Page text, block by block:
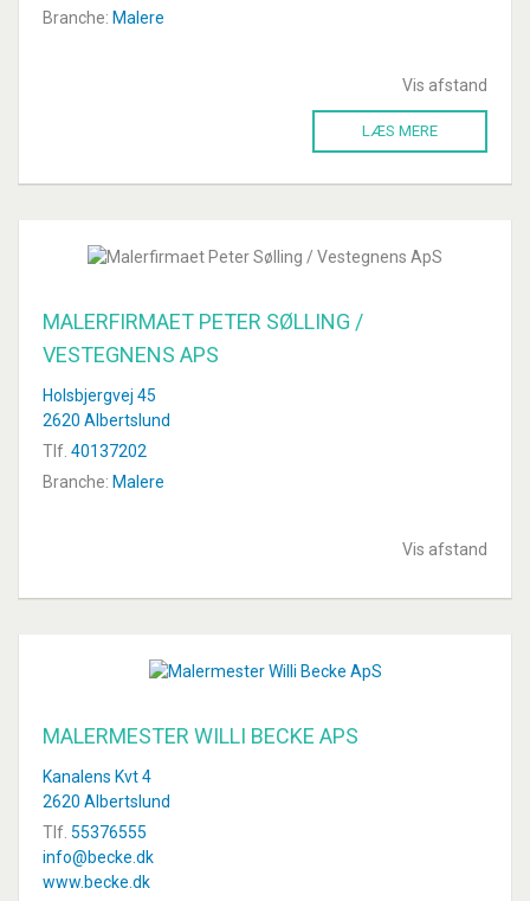
Branche: Malere
Vis afstand
LÆS MERE
MALERFIRMAET PETER SØLLING /
VESTEGNENS APS
Holsbjergvej 45
2620 Albertslund
Tlf. 40137202
Branche: Malere
Vis afstand
MALERMESTER WILLI BECKE APS
Kanalens Kvt 4
2620 Albertslund
Tlf. 55376555
info@becke.dk
www.becke.dk